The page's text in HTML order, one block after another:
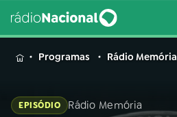
MENUProgramas Rádio Memória
EPISÓDIO Rádio Memória